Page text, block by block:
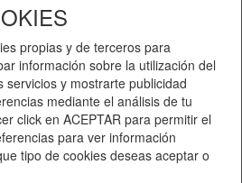
propias y de terceros para
información sobre la utilización del
servicios y mostrarte publicidad
mediante el análisis de tu
click en ACEPTAR para permitir el
para ver información
tipo de cookies deseas aceptar o